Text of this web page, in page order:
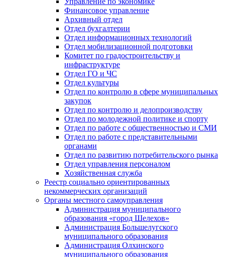
Финансовое управление
Архивный отдел
Отдел бухгалтерии
Отдел информационных технологий
Отдел мобилизационной подготовки
Комитет по градостроительству и
инфраструктуре
Отдел ГО и ЧС
Отдел культуры
Отдел по контролю в сфере муниципальных
закупок
Отдел по контролю и делопроизводству
Отдел по молодежной политике и спорту
Отдел по работе с общественностью и СМИ
Отдел по работе с представительными
органами
Отдел по развитию потребительского рынка
Отдел управления персоналом
Хозяйственная служба
Реестр социально ориентированных
некоммерческих организаций
Органы местного самоуправления
Администрация муниципального
образования «город Шелехов»
Администрация Большелугского
муниципального образования
Администрация Олхинского
муниципального образования